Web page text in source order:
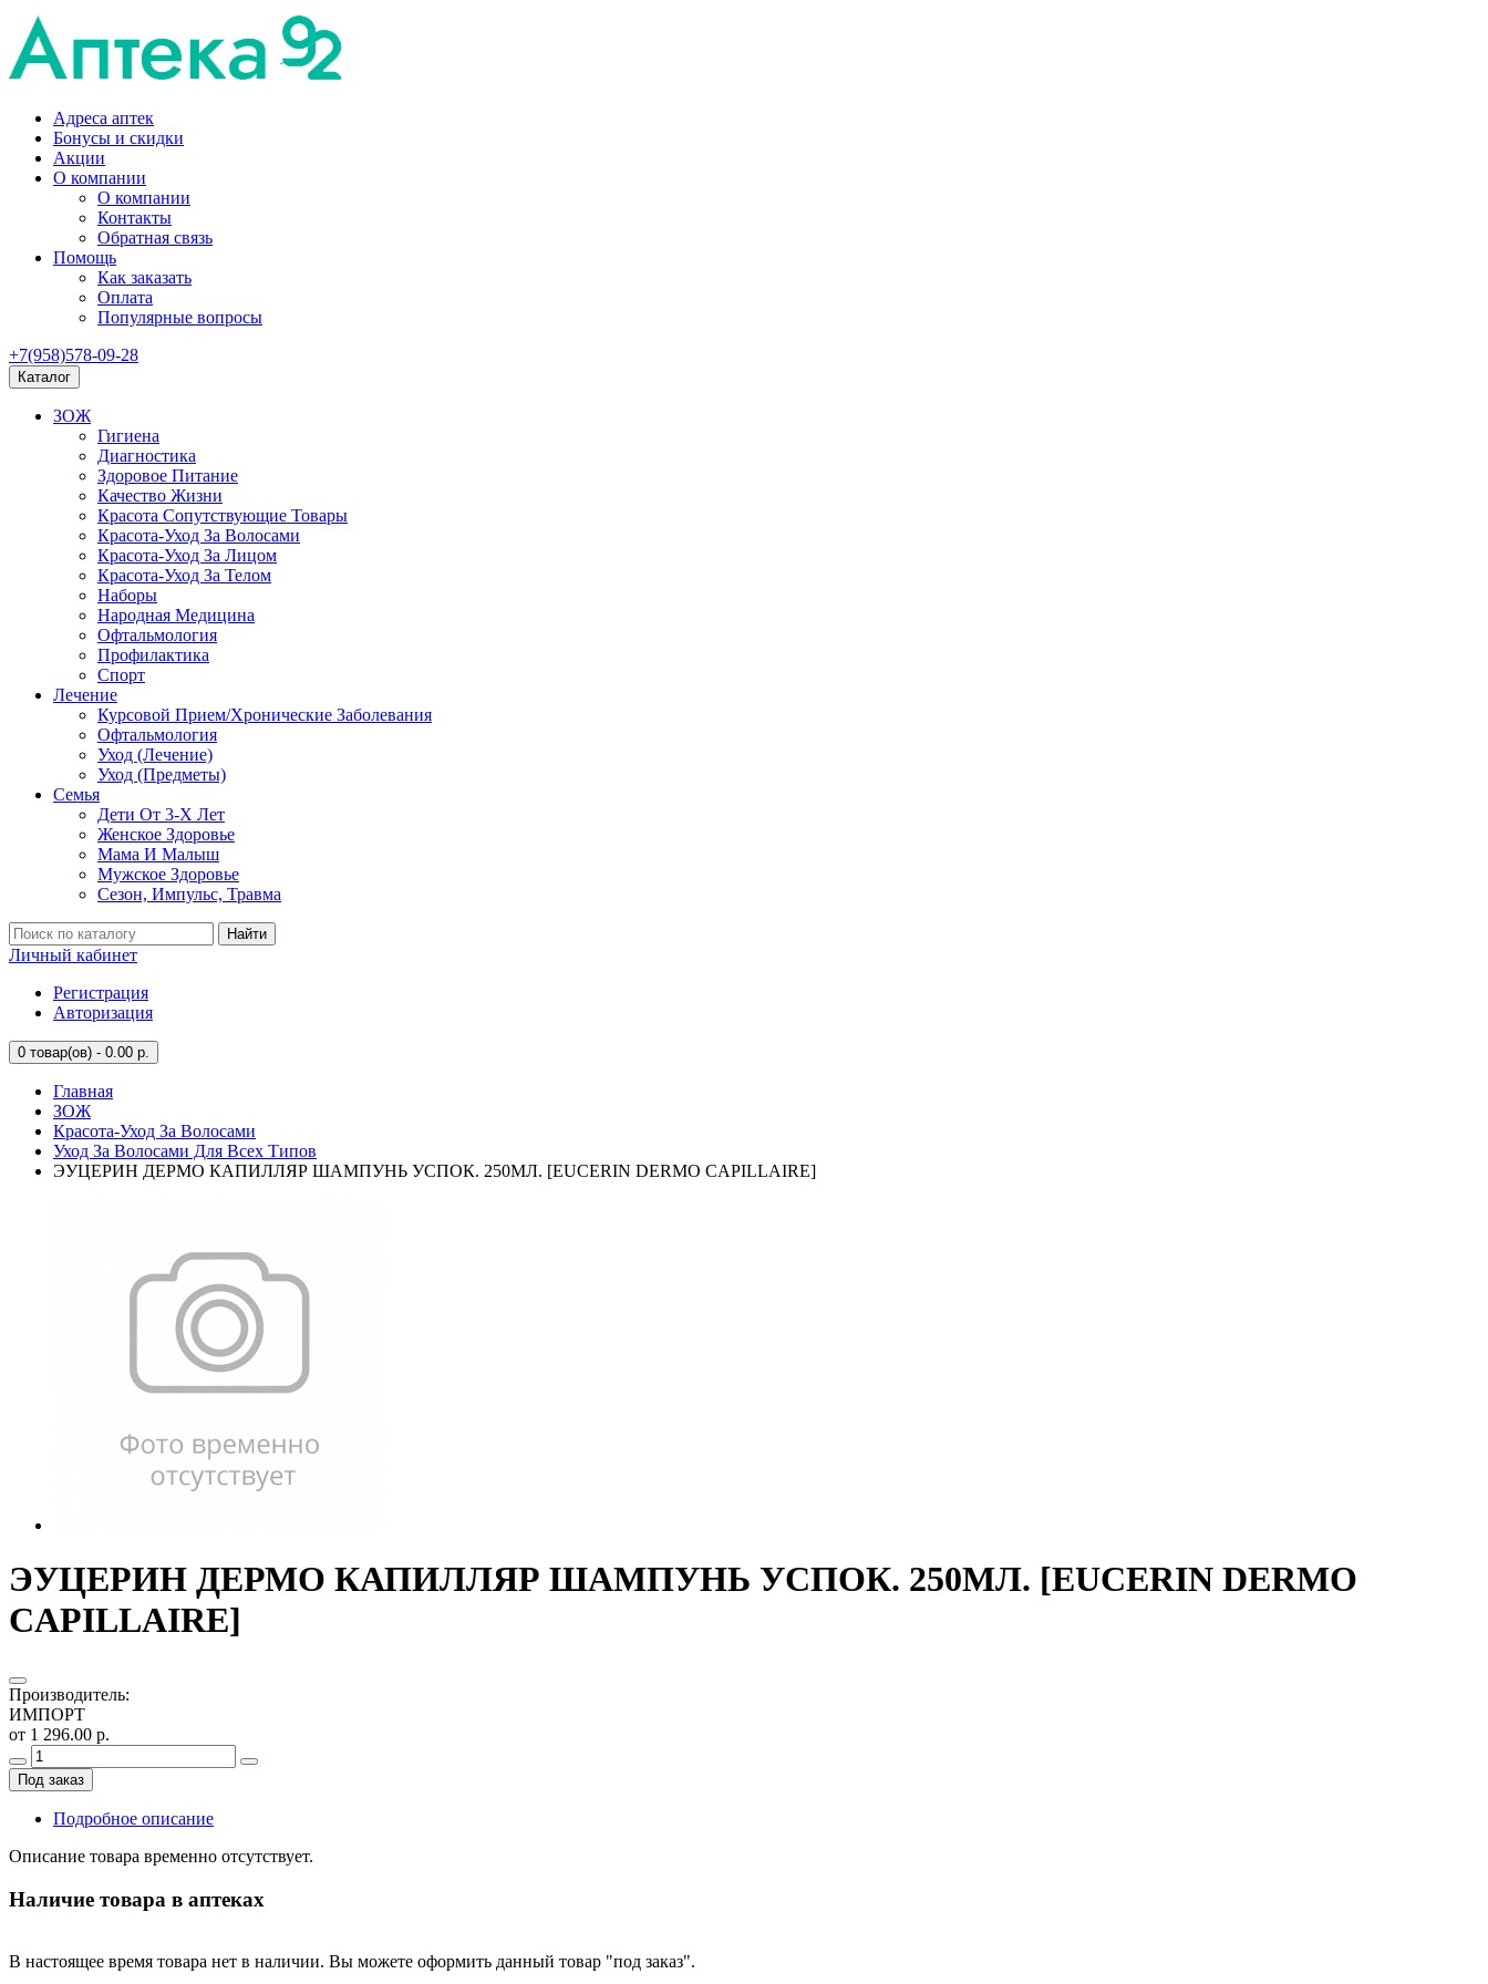
Адреса аптек
Бонусы и скидки
Акции
О компании
О компании
Контакты
Обратная связь
Помощь
Как заказать
Оплата
Популярные вопросы
+7(958)578-09-28
Каталог
ЗОЖ
Гигиена
Диагностика
Здоровое Питание
Качество Жизни
Красота Сопутствующие Товары
Красота-Уход За Волосами
Красота-Уход За Лицом
Красота-Уход За Телом
Наборы
Народная Медицина
Офтальмология
Профилактика
Спорт
Лечение
Курсовой Прием/Хронические Заболевания
Офтальмология
Уход (Лечение)
Уход (Предметы)
Семья
Дети От 3-Х Лет
Женское Здоровье
Мама И Малыш
Мужское Здоровье
Сезон, Импульс, Травма
Найти
Личный кабинет
Регистрация
Авторизация
0 товар(ов) - 0.00 р.
Главная
ЗОЖ
Красота-Уход За Волосами
Уход За Волосами Для Всех Типов
ЭУЦЕРИН ДЕРМО КАПИЛЛЯР ШАМПУНЬ УСПОК. 250МЛ. [EUCERIN DERMO CAPILLAIRE]
ЭУЦЕРИН ДЕРМО КАПИЛЛЯР ШАМПУНЬ УСПОК. 250МЛ. [EUCERIN DERMO
CAPILLAIRE]
Производитель:
ИМПОРТ
от 1 296.00 р.
Под заказ
Подробное описание
Описание товара временно отсутствует.
Наличие товара в аптеках
В настоящее время товара нет в наличии. Вы можете оформить данный товар "под заказ".